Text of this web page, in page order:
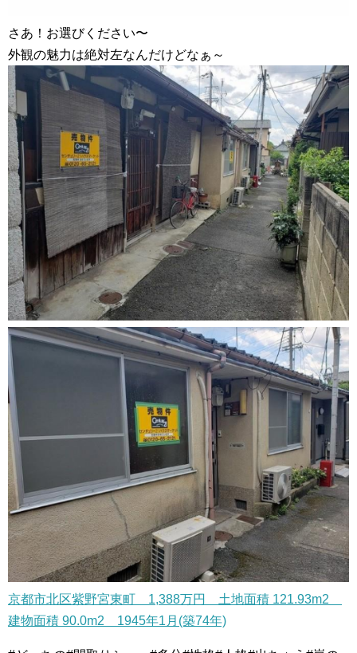
さあ！お選びください〜
外観の魅力は絶対左なんだけどなぁ～
京都市北区紫野宮東町 1,388万円 土地面積 121.93m2
建物面積 90.0m2 1945年1月(築74年)